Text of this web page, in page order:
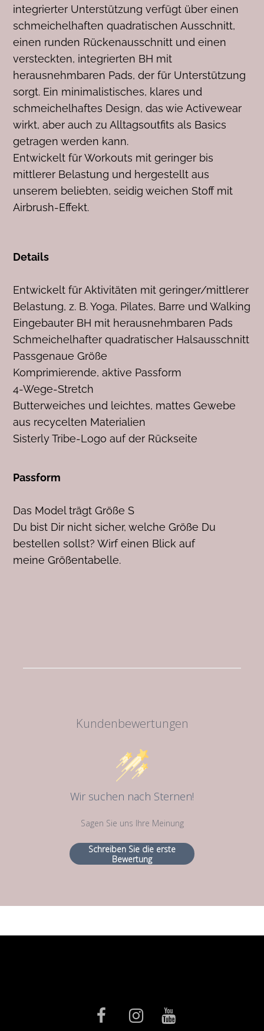
integrierter Unterstützung verfügt über einen
schmeichelhaften quadratischen Ausschnitt,
einen runden Rückenausschnitt und einen
versteckten, integrierten BH mit
herausnehmbaren Pads, der für Unterstützung
sorgt. Ein minimalistisches, klares und
schmeichelhaftes Design, das wie Activewear
wirkt, aber auch zu Alltagsoutfits als Basics
getragen werden kann.
Entwickelt für Workouts mit geringer bis
mittlerer Belastung und hergestellt aus
unserem beliebten, seidig weichen Stoff mit
Airbrush-Effekt.
Details
Entwickelt für Aktivitäten mit geringer/mittlerer
Belastung, z. B. Yoga, Pilates, Barre und Walking
Eingebauter BH mit herausnehmbaren Pads
Schmeichelhafter quadratischer Halsausschnitt
Passgenaue Größe
Komprimierende, aktive Passform
4-Wege-Stretch
Butterweiches und leichtes, mattes Gewebe
aus recycelten Materialien
Sisterly Tribe-Logo auf der Rückseite
Passform
Das Model trägt Größe S
Du bist Dir nicht sicher, welche Größe Du
bestellen sollst? Wirf einen Blick auf
meine Größentabelle.
Kundenbewertungen
Wir suchen nach Sternen!
Sagen Sie uns Ihre Meinung
Schreiben Sie die erste
Bewertung